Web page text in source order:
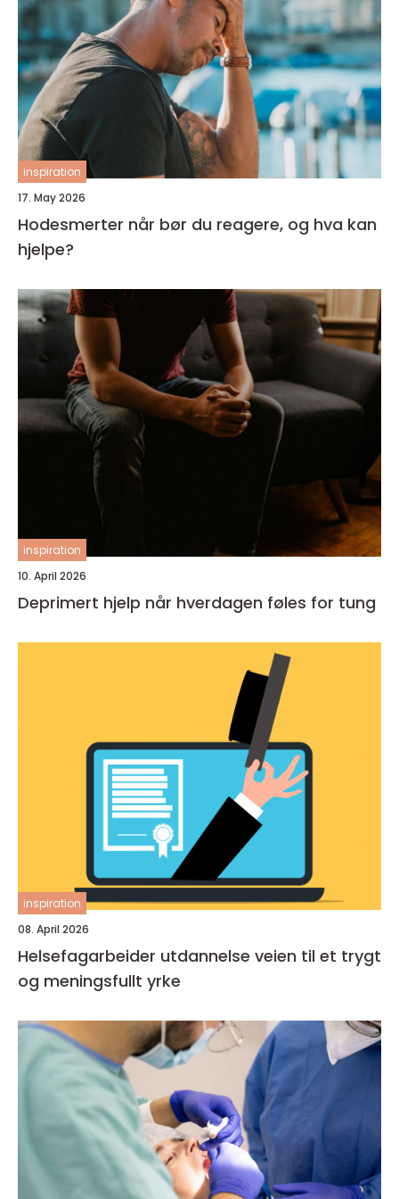
inspiration
17. May 2026
Hodesmerter når bør du reagere, og hva kan
hjelpe?
inspiration
10. April 2026
Deprimert hjelp når hverdagen føles for tung
inspiration
08. April 2026
Helsefagarbeider utdannelse veien til et trygt
og meningsfullt yrke